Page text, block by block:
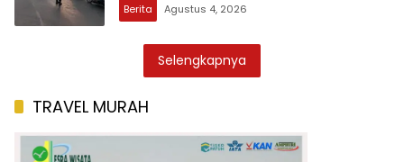
Berita Agustus 4, 2026
Selengkapnya
TRAVEL MURAH